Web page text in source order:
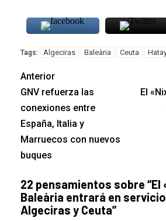
Tags: Algeciras Baleària Ceuta
Anterior
GNV refuerza las
conexiones entre
España, Italia y
Marruecos con nuevos
buques
El
22 pensamientos sobre “El
Baleària entrará en
Algeciras y Ceuta”